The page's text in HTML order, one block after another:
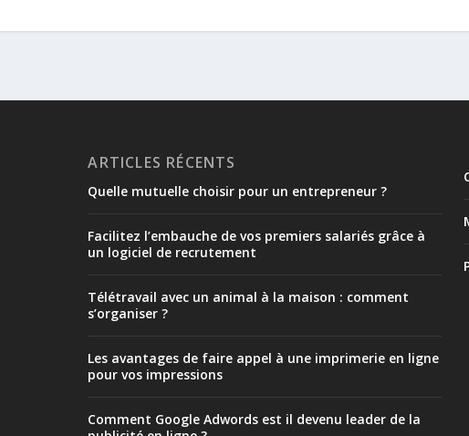
ARTICLES RÉCENTS
Quelle mutuelle choisir pour un entrepreneur ?
Facilitez l’embauche de vos premiers salariés grâce à
un logiciel de recrutement
Télétravail avec un animal à la maison : comment
s’organiser ?
Les avantages de faire appel à une imprimerie en ligne
pour vos impressions
Comment Google Adwords est il devenu leader de la